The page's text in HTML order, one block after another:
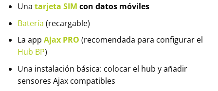
Una tarjeta SIM con datos móviles
Batería (recargable)
La app Ajax PRO (recomendada para configurar el
Hub BP)
Una instalación básica: colocar el hub y añadir
sensores Ajax compatibles